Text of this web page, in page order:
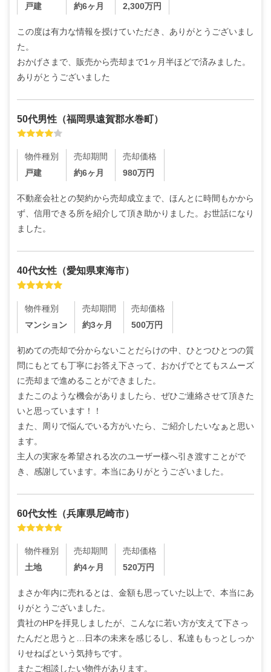
戸建
約6ヶ月
2,300万円
この度は有力な情報を授けていただき、ありがとうございまし
た。
おかげさまで、販売から売却まで1ヶ月半ほどで済みました。
ありがとうございました
50代男性 （福岡県遠賀郡水巻町）
物件種別
戸建
売却期間
約6ヶ月
売却価格
980万円
不動産会社との契約から売却成立まで、ほんとに時間もかから
ず、信用できる所を紹介して頂き助かりました。お世話になり
ました。
40代女性 （愛知県東海市）
物件種別
マンション
売却期間
約3ヶ月
売却価格
500万円
初めての売却で分からないことだらけの中、ひとつひとつの質
問にもとても丁寧にお答え下さって、おかげでとてもスムーズ
に売却まで進めることができました。
またこのような機会がありましたら、ぜひご連絡させて頂きた
いと思っています！！
また、周りで悩んでいる方がいたら、ご紹介したいなぁと思い
ます。
主人の実家を希望される次のユーザー様へ引き渡すことがで
き、感謝しています。本当にありがとうございました。
60代女性 （兵庫県尼崎市）
物件種別
土地
売却期間
約4ヶ月
売却価格
520万円
まさか年内に売れるとは、金額も思っていた以上で、本当にあ
りがとうございました。
貴社のHPを拝見しましたが、こんなに若い方が支えて下さっ
たんだと思うと…日本の未来を感じるし、私達ももっとしっか
りせねばという気持ちです。
またご相談したい物件があります。